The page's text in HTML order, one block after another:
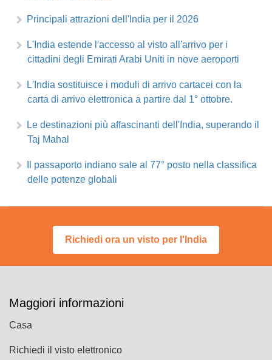
Principali attrazioni dell'India per il 2026
L'India estende l'accesso al visto all'arrivo per i
cittadini degli Emirati Arabi Uniti in nove aeroporti
L'India sostituisce i moduli di arrivo cartacei con la
carta di arrivo elettronica a partire dal 1° ottobre.
Le destinazioni più affascinanti dell'India, superando il
Taj Mahal
Il passaporto indiano sale al 77° posto nella classifica
delle potenze globali
Richiedi ora un visto per l'India
Maggiori informazioni
Casa
Richiedi il visto elettronico